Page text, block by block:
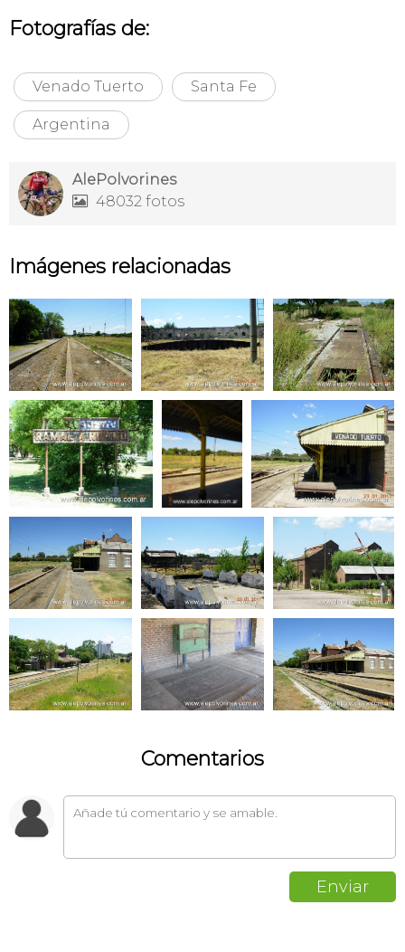
Fotografías de:
Venado Tuerto Santa Fe
Argentina
AlePolvorines
 48032 fotos
Imágenes relacionadas
Comentarios